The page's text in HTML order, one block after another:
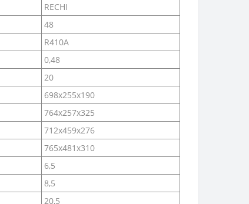
RECHI
48
R410A
0,48
20
698x255x190
764x257x325
712x459x276
765x481x310
6,5
8,5
20,5